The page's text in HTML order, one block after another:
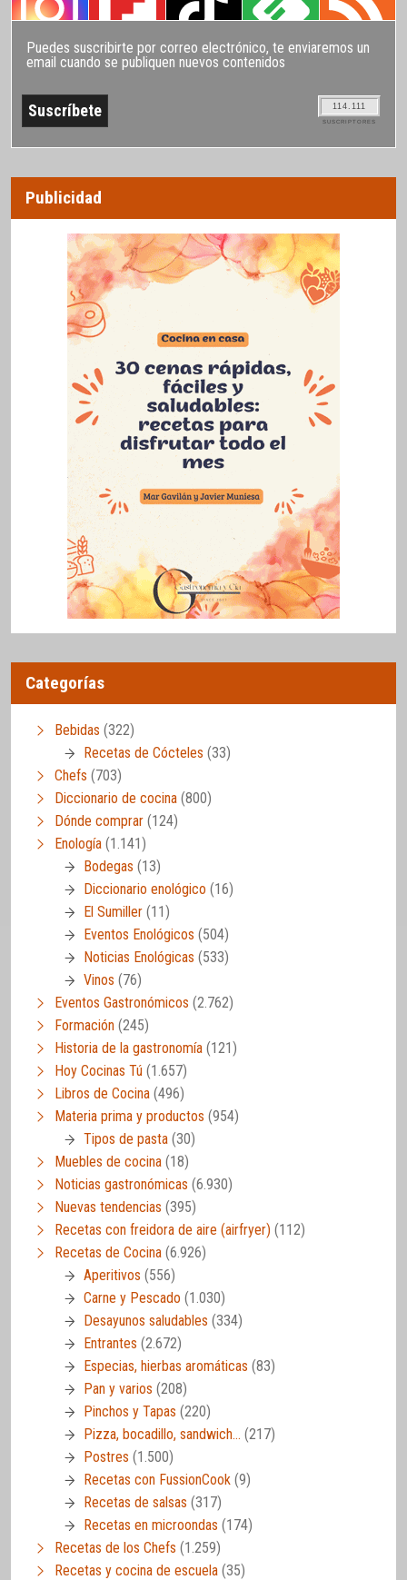
Puedes suscribirte por correo electrónico, te enviaremos un
email cuando se publiquen nuevos contenidos
114.111
SUSCRIPTORES
Publicidad
Categorías
Bebidas (322)
Recetas de Cócteles (33)
Chefs (703)
Diccionario de cocina (800)
Dónde comprar (124)
Enología (1.141)
Bodegas (13)
Diccionario enológico (16)
El Sumiller (11)
Eventos Enológicos (504)
Noticias Enológicas (533)
Vinos (76)
Eventos Gastronómicos (2.762)
Formación (245)
Historia de la gastronomía (121)
Hoy Cocinas Tú (1.657)
Libros de Cocina (496)
Materia prima y productos (954)
Tipos de pasta (30)
Muebles de cocina (18)
Noticias gastronómicas (6.930)
Nuevas tendencias (395)
Recetas con freidora de aire (airfryer) (112)
Recetas de Cocina (6.926)
Aperitivos (556)
Carne y Pescado (1.030)
Desayunos saludables (334)
Entrantes (2.672)
Especias, hierbas aromáticas (83)
Pan y varios (208)
Pinchos y Tapas (220)
Pizza, bocadillo, sandwich… (217)
Postres (1.500)
Recetas con FussionCook (9)
Recetas de salsas (317)
Recetas en microondas (174)
Recetas de los Chefs (1.259)
Recetas y cocina de escuela (35)